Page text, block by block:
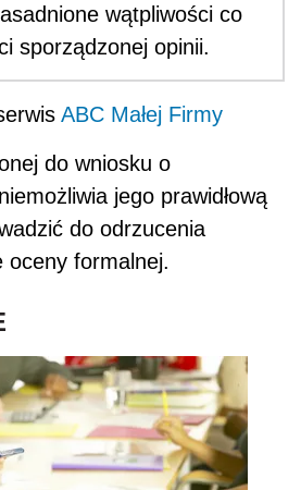
wątpliwości co
sporządzonej opinii.
ABC Małej Firmy
do wniosku o
jego prawidłową
do odrzucenia
oceny formalnej.